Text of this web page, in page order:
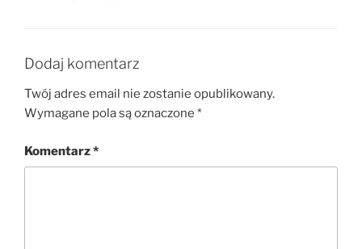
Dodaj komentarz
Twój adres email nie zostanie opublikowany.
Wymagane pola są oznaczone *
Komentarz*